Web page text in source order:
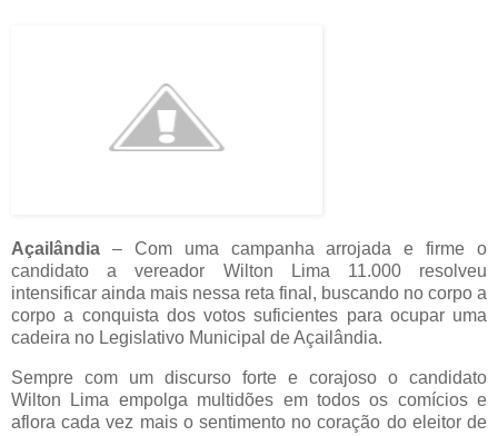
Açailândia – Com uma campanha arrojada e firme o
candidato a vereador Wilton Lima 11.000 resolveu
intensificar ainda mais nessa reta final, buscando no corpo a
corpo a conquista dos votos suficientes para ocupar uma
cadeira no Legislativo Municipal de Açailândia.
Sempre com um discurso forte e corajoso o candidato
Wilton Lima empolga multidões em todos os comícios e
aflora cada vez mais o sentimento no coração do eleitor de